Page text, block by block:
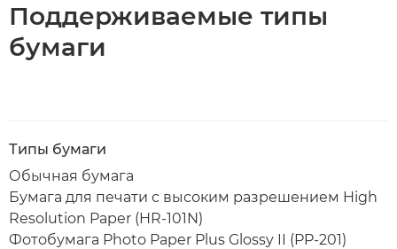
Поддерживаемые типы
бумаги
Типы бумаги
Обычная бумага
Бумага для печати с высоким разрешением High
Resolution Paper (HR-101N)
Фотобумага Photo Paper Plus Glossy II (PP-201)